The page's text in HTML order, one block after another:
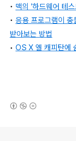
• 맥의 '하드웨어 테
• 응용 프로그램이
받아보는 방법
• OS X 엘 캐피탄에